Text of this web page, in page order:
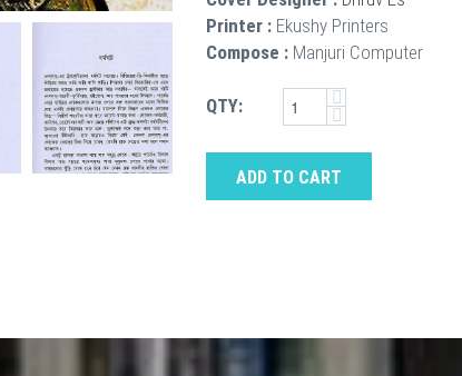
Printer : Ekushy Printers
Compose : Manjuri Computer
QTY:
ADD TO CART